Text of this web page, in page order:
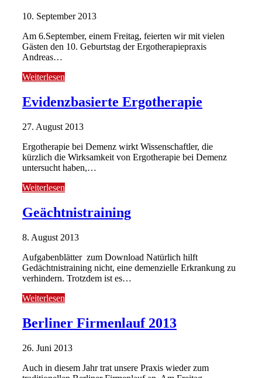
10. September 2013
Am 6.September, einem Freitag, feierten wir mit vielen
Gästen den 10. Geburtstag der Ergotherapiepraxis
Andreas…
Weiterlesen
Evidenzbasierte Ergotherapie
27. August 2013
Ergotherapie bei Demenz wirkt Wissenschaftler, die
kürzlich die Wirksamkeit von Ergotherapie bei Demenz
untersucht haben,…
Weiterlesen
Geächtnistraining
8. August 2013
Aufgabenblätter zum Download Natürlich hilft
Gedächtnistraining nicht, eine demenzielle Erkrankung zu
verhindern. Trotzdem ist es…
Weiterlesen
Berliner Firmenlauf 2013
26. Juni 2013
Auch in diesem Jahr trat unsere Praxis wieder zum